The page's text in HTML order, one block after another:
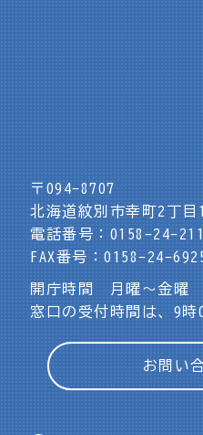
〒094-8707
北海道紋別市幸町2丁目
電話番号：0158-24-
FAX番号：0158-24-
開庁時間 月曜～金曜
窓口の受付時間は、9時
お問い